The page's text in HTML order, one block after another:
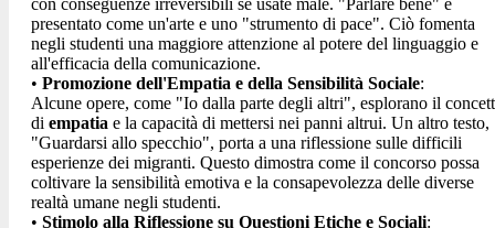
con conseguenze irreversibili se usate male. "Parlare bene" è
presentato come un'arte e uno "strumento di pace". Ciò fomenta
negli studenti una maggiore attenzione al potere del linguaggio e
all'efficacia della comunicazione.
• Promozione dell'Empatia e della Sensibilità Sociale:
Alcune opere, come "Io dalla parte degli altri", esplorano il
di empatia e la capacità di mettersi nei panni altrui. Un altro testo,
"Guardarsi allo specchio", porta a una riflessione sulle difficili
esperienze dei migranti. Questo dimostra come il concorso possa
coltivare la sensibilità emotiva e la consapevolezza delle diverse
realtà umane negli studenti.
• Stimolo alla Riflessione su Questioni Etiche e Sociali: